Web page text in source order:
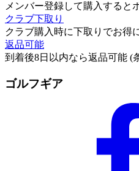
メンバー登録して購入すると
クラブ下取り
クラブ購入時に下取りでお得
返品可能
到着後8日以内なら返品可能 (
ゴルフギア